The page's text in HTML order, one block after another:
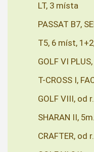
LT, 3 místa
PASSAT B7,
T5, 6 míst,
GOLF VI
T-CROSS I,
GOLF VIII, od
SHARAN II,
CRAFTER, od